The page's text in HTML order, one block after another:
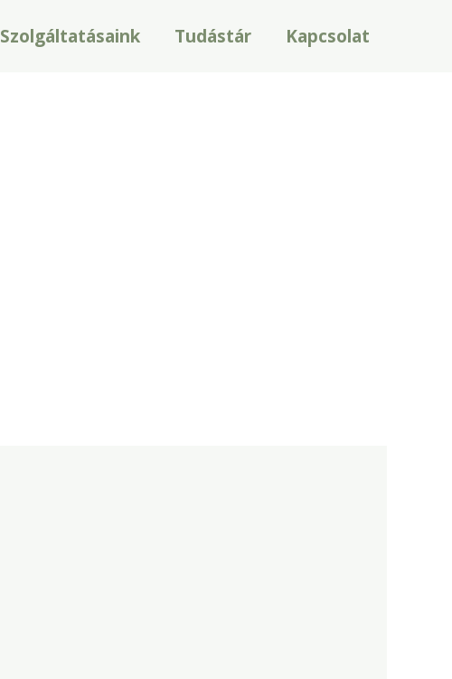
Szolgáltatásaink Tudástár Kapcsolat